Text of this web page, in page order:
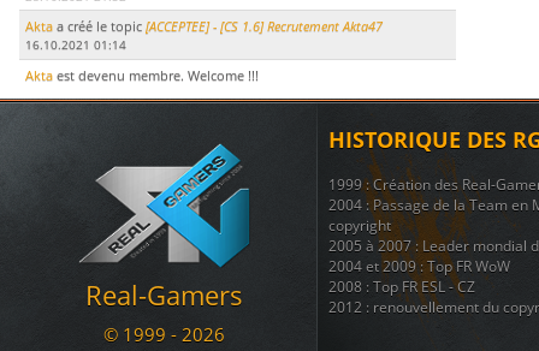
Akta a créé le topic [ACCEPTEE] - [CS 1.6] Recrutement Akta47
16.10.2021 01:14
Akta est devenu membre. Welcome !!!
Le Marsouina créé le topicban
17.11.2020 21:51
a créé le topic BAN
05.11.2020 17:07
[RG - LOL] vs. NyanTrain
02.11.2020 12:56
02.11.2020 12:43
Real-Gamers
© 1999 - 2026
HISTORIQUE DES
1999 : Création des Real-
2004 : Passage de la Team
copyright
2005 à 2007 : Leader mondial
2004 et 2009 : Top FR WoW
2008 : Top FR ESL - CZ
2012 : renouvellement du